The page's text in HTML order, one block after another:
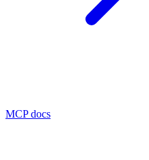
MCP docs